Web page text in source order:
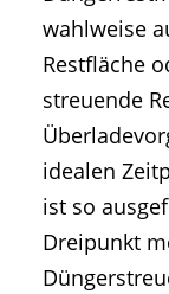
wahlweise
Restfläche
streuende
idealen
ist so
Dreipunkt